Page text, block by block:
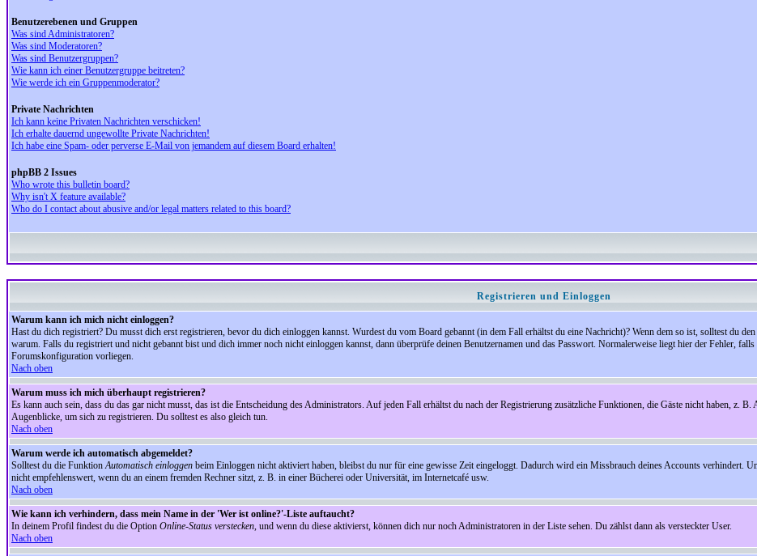
Benutzerebenen und Gruppen
Was sind Administratoren?
Was sind Moderatoren?
Was sind Benutzergruppen?
Wie kann ich einer Benutzergruppe beitreten?
Wie werde ich ein Gruppenmoderator?
Private Nachrichten
Ich kann keine Privaten Nachrichten verschicken!
Ich erhalte dauernd ungewollte Private Nachrichten!
Ich habe eine Spam- oder perverse E-Mail von jemandem auf diesem Board erhalten!
phpBB 2 Issues
Who wrote this bulletin board?
Why isn't X feature available?
Who do I contact about abusive and/or legal matters related to this board?
Registrieren und Einloggen
Warum kann ich mich nicht einloggen?
Hast du dich registriert? Du musst dich erst registrieren, bevor du dich einloggen kannst. Wurdest du vom Board gebannt (in dem Fall erhältst du eine Nachricht)? Wenn dem so ist, solltest du
warum. Falls du registriert und nicht gebannt bist und dich immer noch nicht einloggen kannst, dann überprüfe deinen Benutzernamen und das Passwort. Normalerweise liegt hier der Fehler,
Forumskonfiguration vorliegen.
Nach oben
Warum muss ich mich überhaupt registrieren?
Es kann auch sein, dass du das gar nicht musst, das ist die Entscheidung des Administrators. Auf jeden Fall erhältst du nach der Registrierung zusätzliche Funktionen, die Gäste nicht haben, z.
Augenblicke, um sich zu registrieren. Du solltest es also gleich tun.
Nach oben
Warum werde ich automatisch abgemeldet?
Solltest du die FunktionAutomatisch einloggen beim Einloggen nicht aktiviert haben, bleibst du nur für eine gewisse Zeit eingeloggt. Dadurch wird ein Missbrauch deines Accounts verhindert.
nicht empfehlenswert, wenn du an einem fremden Rechner sitzt, z. B. in einer Bücherei oder Universität, im Internetcafé usw.
Nach oben
Wie kann ich verhindern, dass mein Name in der 'Wer ist online?'-Liste auftaucht?
In deinem Profil findest du die Option Online-Status verstecken, und wenn du diese aktivierst, können dich nur noch Administratoren in der Liste sehen. Du zählst dann als versteckter User.
Nach oben